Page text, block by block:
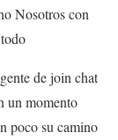
Nosotros con
de join chat
un momento
poco su camino